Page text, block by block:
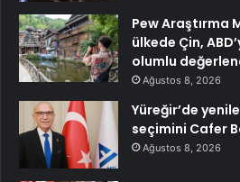
Pew Araştırma
ülkede Çin,
olumlu
Ağustos 8, 2026
Yüreğir’de
seçimini Cafer
Ağustos 8, 2026